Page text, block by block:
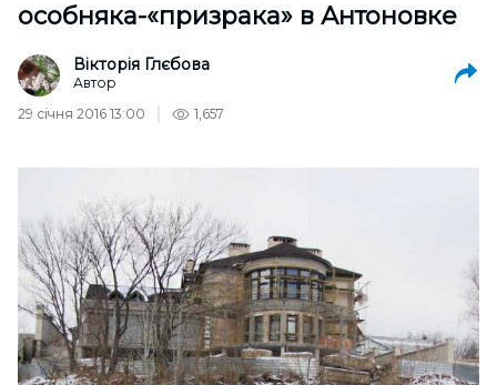
особняка-«призрака» в Антоновке
Вікторія Глєбова
Автор
29 січня 2016 13:00
1,657